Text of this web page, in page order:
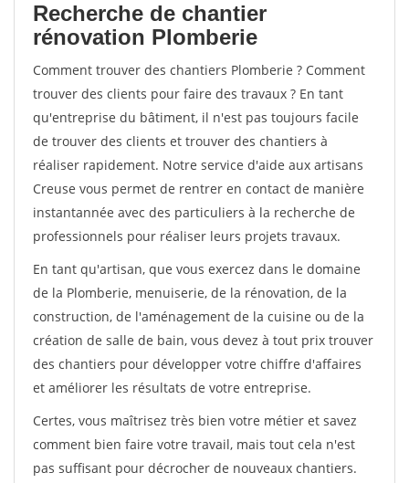
Recherche de chantier
rénovation Plomberie
Comment trouver des chantiers Plomberie ? Comment
trouver des clients pour faire des travaux ? En tant
qu'entreprise du bâtiment, il n'est pas toujours facile
de trouver des clients et trouver des chantiers à
réaliser rapidement. Notre service d'aide aux artisans
Creuse vous permet de rentrer en contact de manière
instantannée avec des particuliers à la recherche de
professionnels pour réaliser leurs projets travaux.
En tant qu'artisan, que vous exercez dans le domaine
de la Plomberie, menuiserie, de la rénovation, de la
construction, de l'aménagement de la cuisine ou de la
création de salle de bain, vous devez à tout prix trouver
des chantiers pour développer votre chiffre d'affaires
et améliorer les résultats de votre entreprise.
Certes, vous maîtrisez très bien votre métier et savez
comment bien faire votre travail, mais tout cela n'est
pas suffisant pour décrocher de nouveaux chantiers.